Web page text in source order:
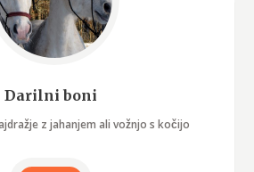
Darilni boni
z jahanjem ali vožnjo s kočijo